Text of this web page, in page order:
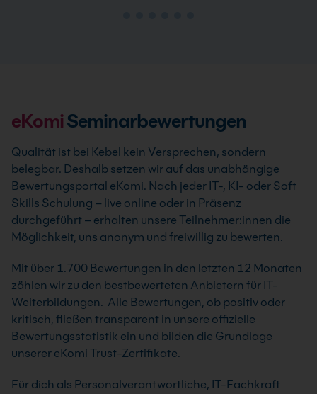
eKomiSeminarbewertungen
Qualität ist bei Kebel kein Versprechen, sondern
belegbar. Deshalb setzen wir auf das unabhängige
Bewertungsportal eKomi. Nach jeder IT-, KI- oder Soft
Skills Schulung – live online oder in Präsenz
durchgeführt – erhalten unsere Teilnehmer:innen die
Möglichkeit, uns anonym und freiwillig zu bewerten.
Mit über 1.700 Bewertungen in den letzten 12 Monaten
zählen wir zu den bestbewerteten Anbietern für IT-
Weiterbildungen. Alle Bewertungen, ob positiv oder
kritisch, fließen transparent in unsere offizielle
Bewertungsstatistik ein und bilden die Grundlage
unserer eKomi Trust-Zertifikate.
Für dich als Personalverantwortliche, IT-Fachkraft